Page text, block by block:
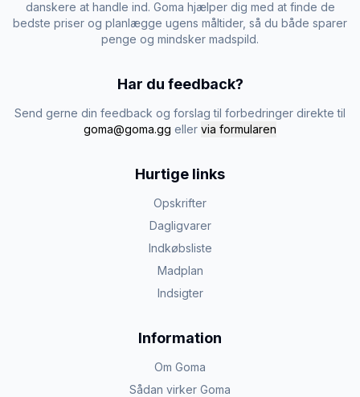
danskere at handle ind. Goma hjælper dig med at finde de
bedste priser og planlægge ugens måltider, så du både sparer
penge og mindsker madspild.
Har du feedback?
Send gerne din feedback og forslag til forbedringer direkte til
goma@goma.gg eller via formularen
Hurtige links
Opskrifter
Dagligvarer
Indkøbsliste
Madplan
Indsigter
Information
Om Goma
Sådan virker Goma